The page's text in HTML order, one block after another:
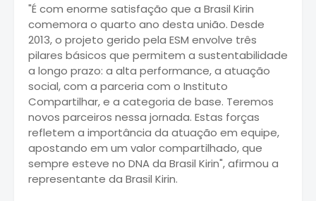
"É com enorme satisfação que a Brasil Kirin
comemora o quarto ano desta união. Desde
2013, o projeto gerido pela ESM envolve três
pilares básicos que permitem a sustentabilidade
a longo prazo: a alta performance, a atuação
social, com a parceria com o Instituto
Compartilhar, e a categoria de base. Teremos
novos parceiros nessa jornada. Estas forças
refletem a importância da atuação em equipe,
apostando em um valor compartilhado, que
sempre esteve no DNA da Brasil Kirin", afirmou a
representante da Brasil Kirin.